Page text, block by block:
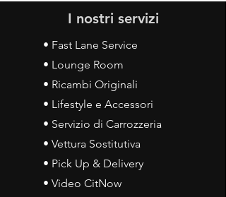
I nostri servizi
• Fast Lane Service
• Lounge Room
• Ricambi Originali
• Lifestyle e Accessori
• Servizio di Carrozzeria
• Vettura Sostitutiva
• Pick Up & Delivery
• Video CitNow